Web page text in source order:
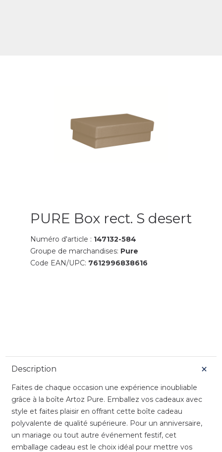
PURE Box rect. S desert
Numéro d'article : 147132-584
Groupe de marchandises: Pure
Code EAN/UPC: 7612996838616
Description
Faites de chaque occasion une expérience inoubliable
grâce à la boîte Artoz Pure. Emballez vos cadeaux avec
style et faites plaisir en offrant cette boîte cadeau
polyvalente de qualité supérieure. Pour un anniversaire,
un mariage ou tout autre événement festif, cet
emballage cadeau est le choix idéal pour mettre vos